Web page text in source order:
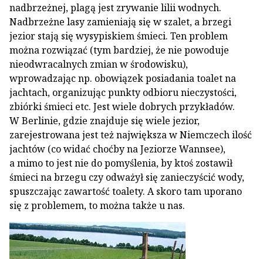
nadbrzeżnej, plagą jest zrywanie lilii wodnych.
Nadbrzeżne lasy zamieniają się w szalet, a brzegi
jezior stają się wysypiskiem śmieci. Ten problem
można rozwiązać (tym bardziej, że nie powoduje
nieodwracalnych zmian w środowisku),
wprowadzając np. obowiązek posiadania toalet na
jachtach, organizując punkty odbioru nieczystości,
zbiórki śmieci etc. Jest wiele dobrych przykładów.
W Berlinie, gdzie znajduje się wiele jezior,
zarejestrowana jest też największa w Niemczech ilość
jachtów (co widać choćby na Jeziorze Wannsee),
a mimo to jest nie do pomyślenia, by ktoś zostawił
śmieci na brzegu czy odważył się zanieczyścić wody,
spuszczając zawartość toalety. A skoro tam uporano
się z problemem, to można także u nas.